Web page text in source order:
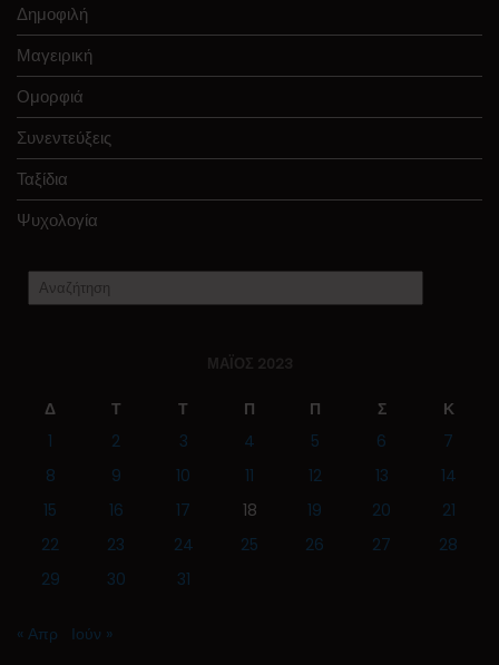
Δημοφιλή
Μαγειρική
Ομορφιά
Συνεντεύξεις
Ταξίδια
Ψυχολογία
ΜΆΙΟΣ 2023
Δ Τ Τ Π Π Σ
Κ
1
2 3 4 5 6
7
8
9 10 11 12 13
14
15
16 17 18 19 20
21
22
23 24 25 26 27
28
29
30 31
« Απρ Ιούν »